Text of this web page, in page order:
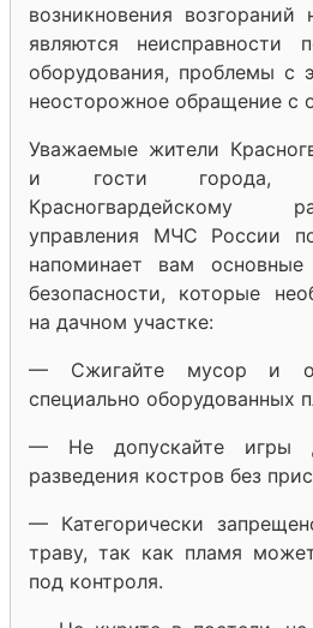
возникновения возгораний
являются неисправности
оборудования, проблемы с
неосторожное обращение с
Уважаемые жители
и гости города,
Красногвардейскому
управления МЧС России
напоминает вам
безопасности, которые
на дачном участке:
— Сжигайте мусор и
специально оборудованных
— Не допускайте игры
разведения костров без
— Категорически
траву, так как пламя
под контроля.